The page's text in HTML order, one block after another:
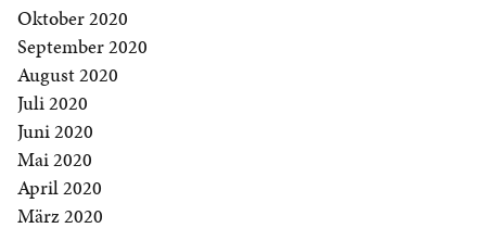
Oktober 2020
September 2020
August 2020
Juli 2020
Juni 2020
Mai 2020
April 2020
März 2020